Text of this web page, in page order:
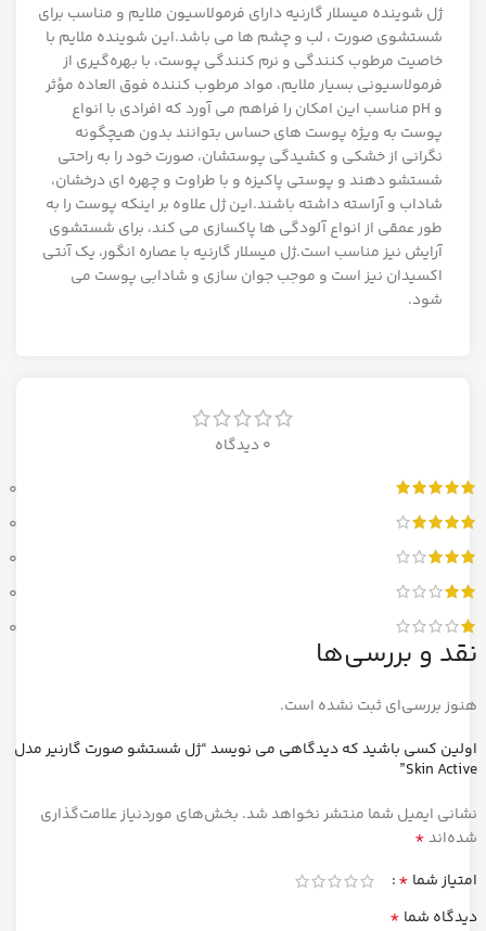
ژل شوینده میسلار گارنیه دارای فرمولاسیون ملایم و مناسب برای
شستشوی صورت ، لب و چشم ها می باشد.این شوینده ملایم با
خاصیت مرطوب کنندگی و نرم کنندگی پوست، با بهره‌گیری از
فرمولاسیونی بسیار ملایم، مواد مرطوب کننده فوق العاده مؤثر
و pH مناسب این امکان را فراهم می آورد که افرادی با انواع
پوست به ویژه پوست های حساس بتوانند بدون هیچگونه
نگرانی از خشکی و کشیدگی پوستشان، صورت خود را به راحتی
شستشو دهند و پوستی پاکیزه و با طراوت و چهره ای درخشان،
شاداب و آراسته داشته باشند.این ژل علاوه بر اینکه پوست را به
طور عمقی از انواع آلودگی ها پاکسازی می کند، برای شستشوی
آرایش نیز مناسب است.ژل میسلار گارنیه با عصاره انگور، یک آنتی
اکسیدان نیز است و موجب جوان سازی و شادابی پوست می
شود.
0 دیدگاه
0
0
0
0
0
نقد و بررسی‌ها
هنوز بررسی‌ای ثبت نشده است.
اولین کسی باشید که دیدگاهی می نویسد “ژل شستشو صورت گارنیر مدل
Skin Active”
نشانی ایمیل شما منتشر نخواهد شد. بخش‌های موردنیاز علامت‌گذاری
شده‌اند*
امتیاز شما *
دیدگاه شما *